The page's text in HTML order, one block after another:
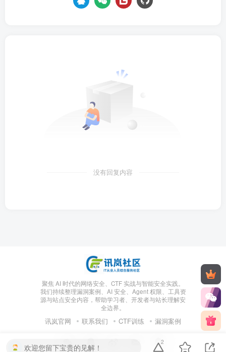
没有回复内容
聚焦 AI 时代的网络安全、CTF 实战与智能安全实践。
我们持续整理漏洞案例、AI 安全、Agent 权限、工具资
源与站点安全内容，帮助学习者、开发者与站长理解安
全边界。
讯岚官网 联系我们 CTF训练 漏洞案例
欢迎您留下宝贵的见解！
2